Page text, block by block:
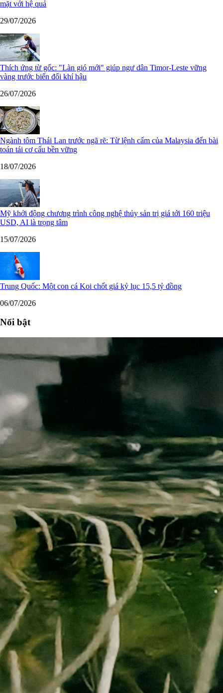
mặt với hệ quả
29/07/2026
Thích ứng từ gốc: "Làn gió mới" giúp ngư dân Timor-Leste vững
vàng trước biến đổi khí hậu
26/07/2026
Ngành tôm Thái Lan trước ngã rẽ: Từ lệnh cấm của Malaysia đến bài
toán tái cơ cấu bền vững
18/07/2026
Mỹ khởi động chương trình công nghệ thủy sản trị giá tới 160 triệu
USD, AI là trọng tâm
15/07/2026
Trung Quốc: Một con cá Koi chốt giá kỷ lục 15,5 tỷ đồng
06/07/2026
Nổi bật